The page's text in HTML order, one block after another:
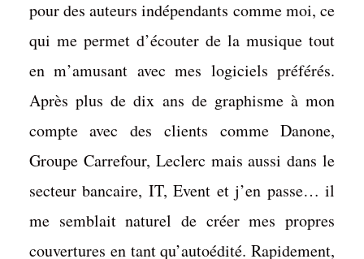
pour des auteurs indépendants comme moi, ce
qui me permet d’écouter de la musique tout
en m’amusant avec mes logiciels préférés.
Après plus de dix ans de graphisme à mon
compte avec des clients comme Danone,
Groupe Carrefour, Leclerc mais aussi dans le
secteur bancaire, IT, Event et j’en passe… il
me semblait naturel de créer mes propres
couvertures en tant qu’autoédité. Rapidement,